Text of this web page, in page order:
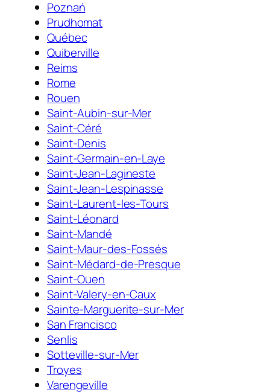
Poznań
Prudhomat
Québec
Quiberville
Reims
Rome
Rouen
Saint-Aubin-sur-Mer
Saint-Céré
Saint-Denis
Saint-Germain-en-Laye
Saint-Jean-Lagineste
Saint-Jean-Lespinasse
Saint-Laurent-les-Tours
Saint-Léonard
Saint-Mandé
Saint-Maur-des-Fossés
Saint-Médard-de-Presque
Saint-Ouen
Saint-Valery-en-Caux
Sainte-Marguerite-sur-Mer
San Francisco
Senlis
Sotteville-sur-Mer
Troyes
Varengeville